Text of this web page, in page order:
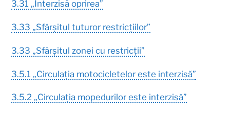
3.31 „Interzisă oprirea”
3.33 „Sfârșitul tuturor restricțiilor”
3.33 „Sfârșitul zonei cu restricții”
3.5.1 „Circulația motocicletelor este interzisă”
3.5.2 „Circulația mopedurilor este interzisă”